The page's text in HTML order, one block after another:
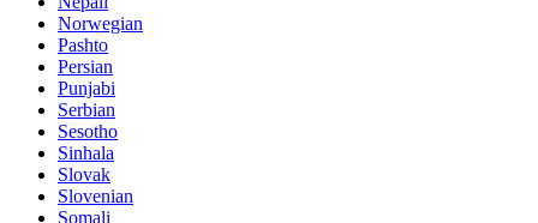
Norwegian
Pashto
Persian
Punjabi
Serbian
Sesotho
Sinhala
Slovak
Slovenian
Somali